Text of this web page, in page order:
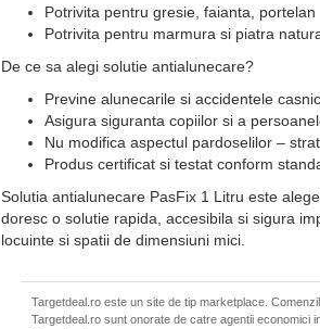
Potrivita pentru gresie, faianta, portelan
Potrivita pentru marmura si piatra
De ce sa alegi solutie antialunecare?
Previne alunecarile si accidentele
Asigura siguranta copiilor si a
Nu modifica aspectul pardoselilor –
Produs certificat si testat conform
Solutia antialunecare PasFix 1 Litru este
doresc o solutie rapida, accesibila si sigura
locuinte si spatii de dimensiuni mici.
Targetdeal.ro este un site de tip marketplace.
Targetdeal.ro sunt onorate de catre agentii economici